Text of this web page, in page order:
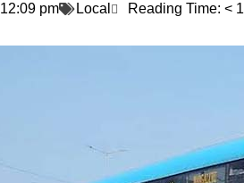
12:09 pm Local Reading Time: < 1